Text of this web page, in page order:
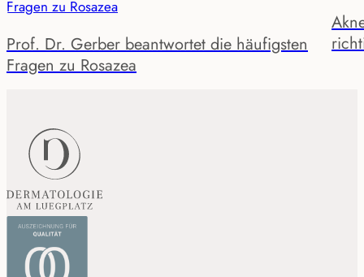
Prof. Dr. Gerber beantwortet die häufigsten
Fragen zu Rosazea